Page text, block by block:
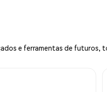
e ferramentas de futuros,